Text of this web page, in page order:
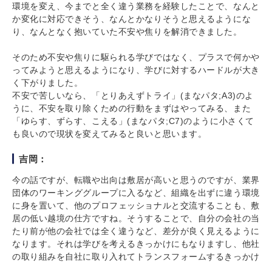
環境を変え、今までと全く違う業務を経験したことで、なんと
か変化に対応できそう、なんとかなりそうと思えるようにな
り、なんとなく抱いていた不安や焦りを解消できました。
そのため不安や焦りに駆られる学びではなく、プラスで何かや
ってみようと思えるようになり、学びに対するハードルが大き
く下がりました。
不安で苦しいなら、「とりあえずトライ」(まなパタ;A3)のよ
うに、不安を取り除くための行動をまずはやってみる、また
「ゆらす、ずらす、こえる」(まなパタ;C7)のように小さくて
も良いので現状を変えてみると良いと思います。
吉岡：
今の話ですが、転職や出向は敷居が高いと思うのですが、業界
団体のワーキンググループに入るなど、組織を出ずに違う環境
に身を置いて、他のプロフェッショナルと交流することも、敷
居の低い越境の仕方ですね。そうすることで、自分の会社の当
たり前が他の会社では全く違うなど、差分が良く見えるように
なります。それは学びを考えるきっかけにもなりますし、他社
の取り組みを自社に取り入れてトランスフォームするきっかけ